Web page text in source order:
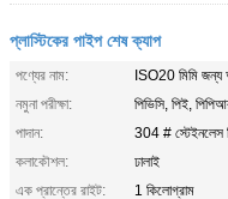
প্লাস্টিকের পাইপ শেষ ক্যাপ
পণ্যের নাম:
ISO20 মিমি জন্য
নমুনা পরীক্ষা:
পিভিসি, পিই,
পাদান:
304 # স্টেইনলেস
কলাকৌশল:
ঢালাই
এক প্রান্তের রাইট:
1 কিলোগ্রাম